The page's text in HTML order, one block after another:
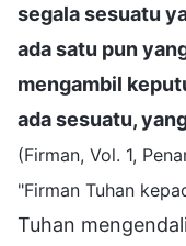
segala sesuatu
ada satu pun
mengambil
ada sesuatu,
(Firman, Vol. 1,
"Firman Tuhan
Tuhan